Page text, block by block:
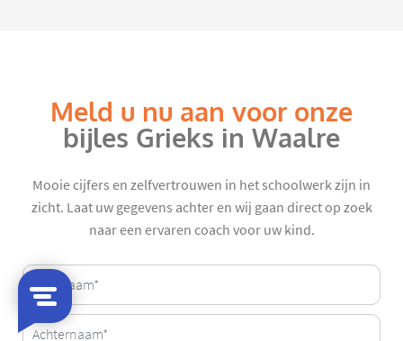
Meld u nu aan voor onze
bijles Grieks in Waalre
Mooie cijfers en zelfvertrouwen in het schoolwerk zijn in
zicht. Laat uw gegevens achter en wij gaan direct op zoek
naar een ervaren coach voor uw kind.